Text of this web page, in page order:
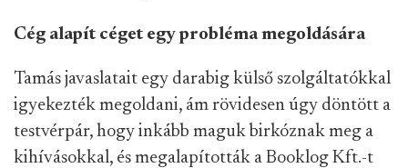
Cég alapít céget egy probléma megoldására
Tamás javaslatait egy darabig külső szolgáltatókkal
igyekezték megoldani, ám rövidesen úgy döntött a
testvérpár, hogy inkább maguk birkóznak meg a
kihívásokkal, és megalapították a Booklog Kft.-t